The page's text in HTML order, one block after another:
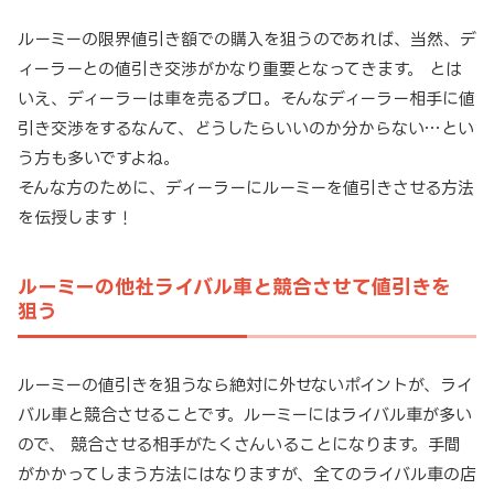
ルーミーの限界値引き額での購入を狙うのであれば、当然、デ
ィーラーとの値引き交渉がかなり重要となってきます。 とは
いえ、ディーラーは車を売るプロ。そんなディーラー相手に値
引き交渉をするなんて、どうしたらいいのか分からない…とい
う方も多いですよね。
そんな方のために、ディーラーにルーミーを値引きさせる方法
を伝授します！
ルーミーの他社ライバル車と競合させて値引きを
狙う
ルーミーの値引きを狙うなら絶対に外せないポイントが、ライ
バル車と競合させることです。ルーミーにはライバル車が多い
ので、 競合させる相手がたくさんいることになります。手間
がかかってしまう方法にはなりますが、全てのライバル車の店